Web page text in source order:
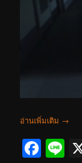
อ่านเพิ่มเติม →